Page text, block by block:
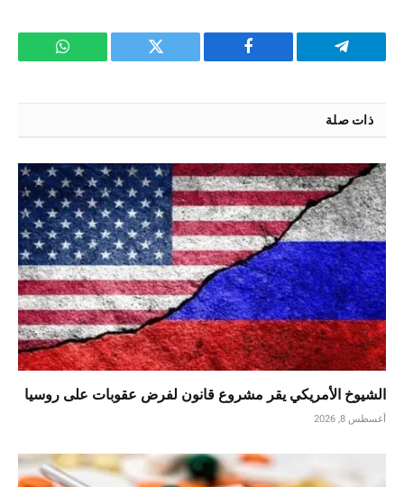
تيلقرام فيسبوك تويتر واتساب
ذات صلة
الشيوخ الأمريكي يقر مشروع قانون لفرض عقوبات على روسيا
أغسطس 8, 2026